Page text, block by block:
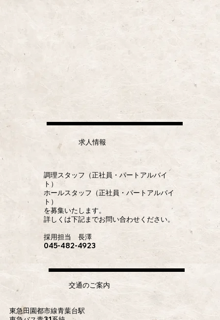
​求人情報
調理スタッフ（正社員・パートアルバイ
ト）
ホールスタッフ（正社員・パートアルバイ
ト）
を募集いたします。
詳しくは下記までお問い合わせください。
採用担当 長澤
045-482-4923
​交通のご案内
東急田園都市線青葉台駅